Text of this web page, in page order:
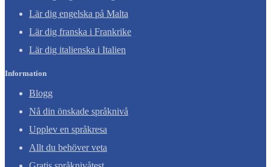
Lär dig engelska på Malta
Lär dig franska i Frankrike
Lär dig italienska i Italien
Information
Blogg
Nå din önskade språknivå
Upplev en språkresa
Allt du behöver veta